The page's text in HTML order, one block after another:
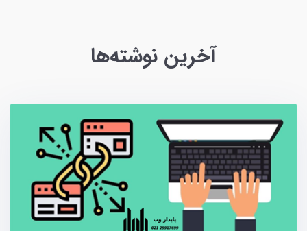
آخرین نوشته‌ها